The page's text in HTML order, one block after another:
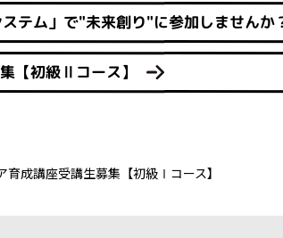
テム」で"未来創り"に参加しませんか
【初級Ⅱコース】
育成講座受講生募集【初級Ⅰコース】